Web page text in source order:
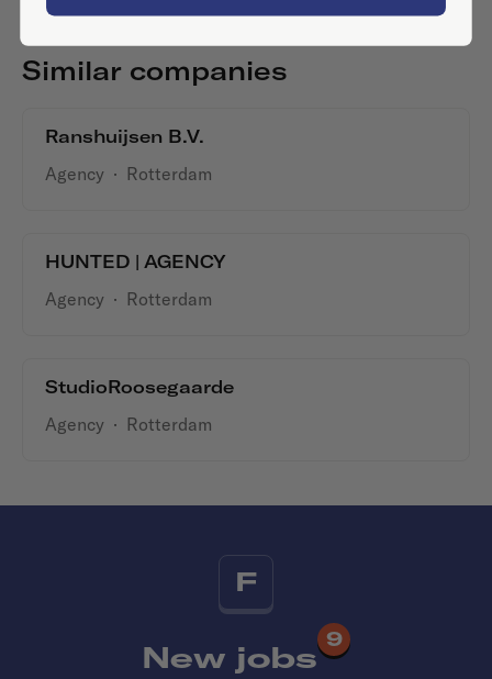
Similar companies
Ranshuijsen B.V.
Agency · Rotterdam
HUNTED | AGENCY
Agency · Rotterdam
StudioRoosegaarde
Agency · Rotterdam
F
New jobs
9